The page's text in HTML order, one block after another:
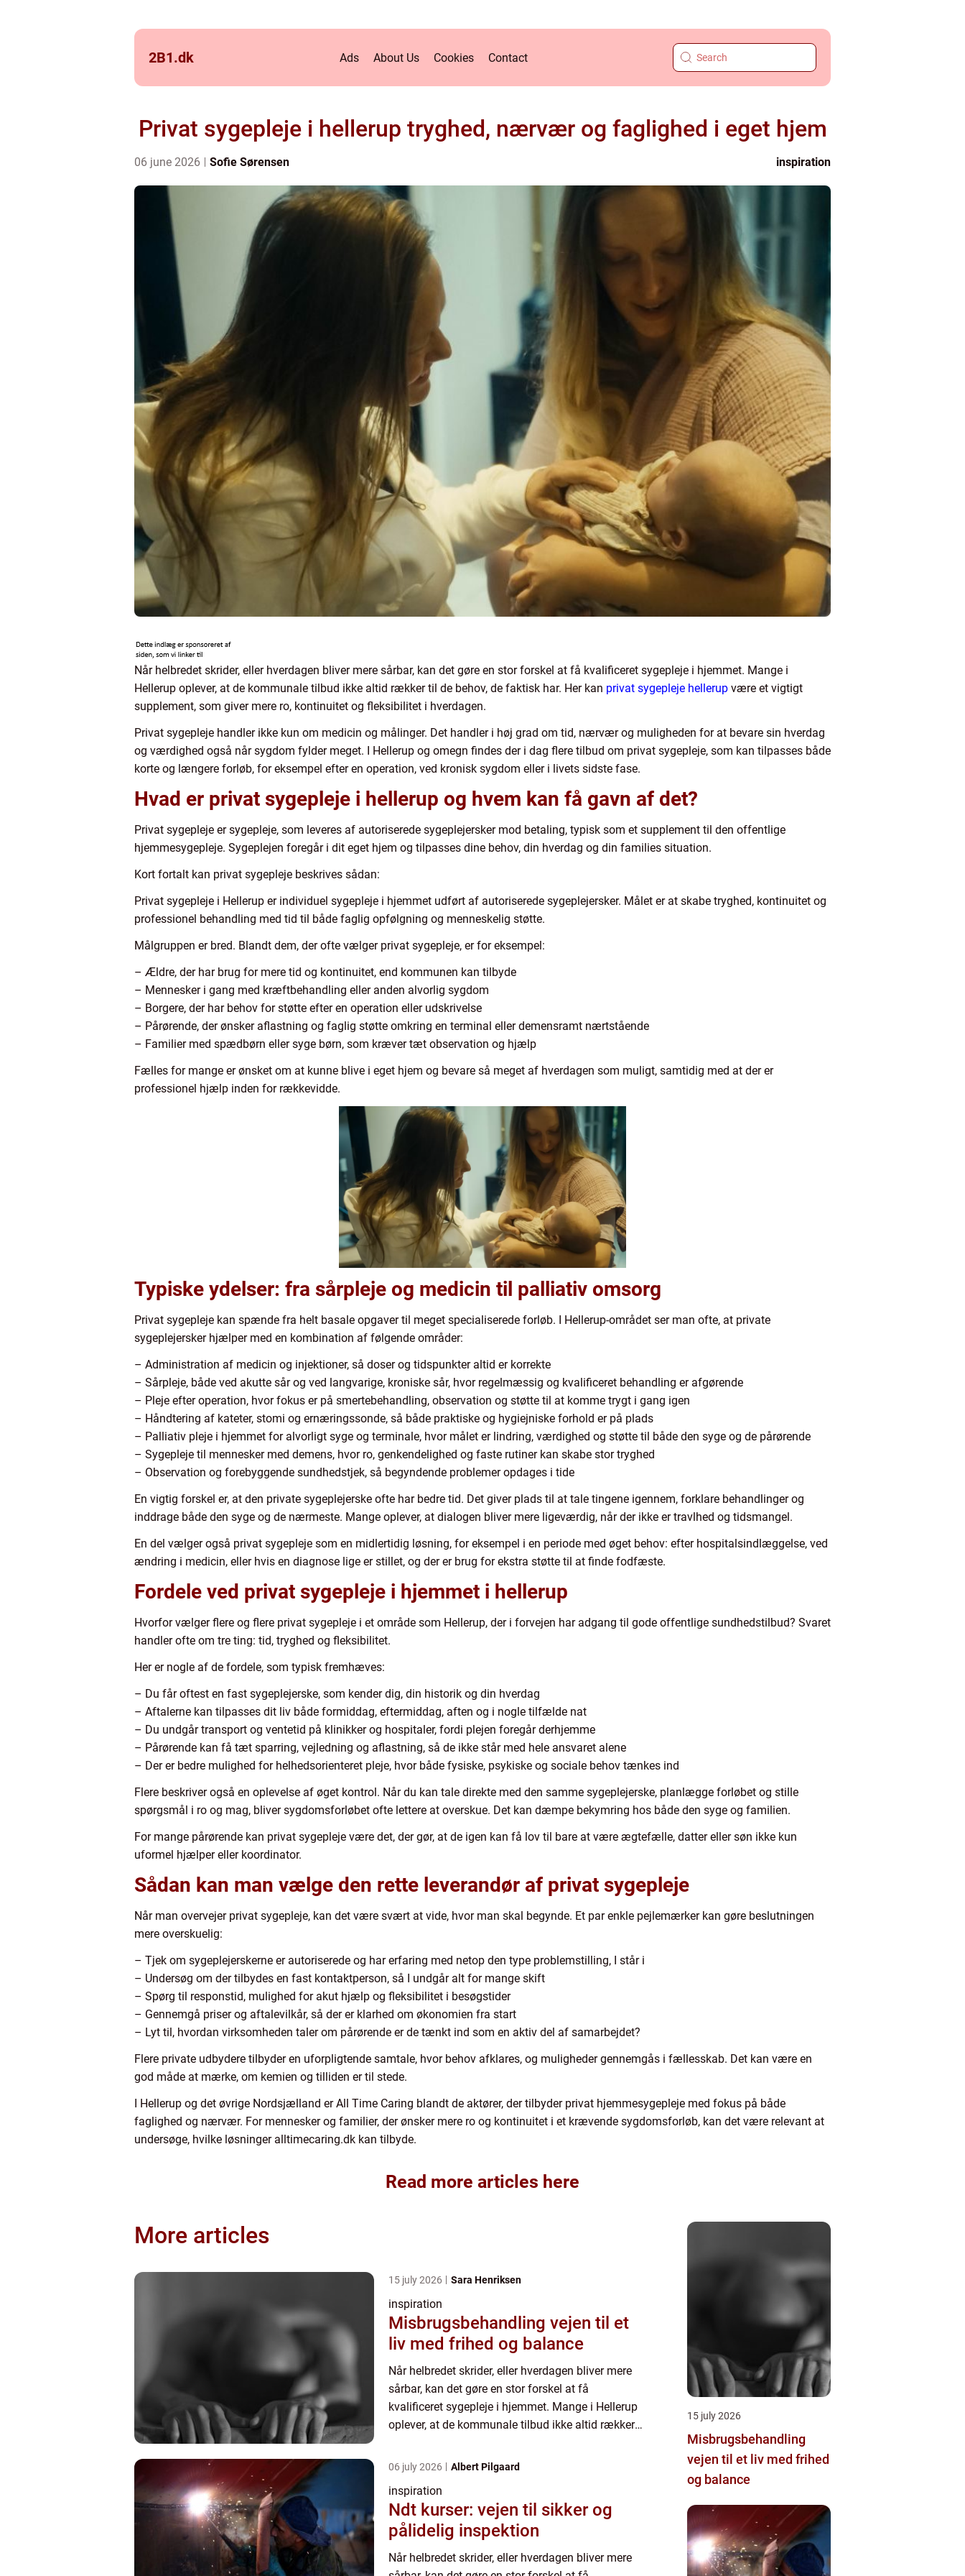
2B1.dk Ads About Us Cookies Contact
Privat sygepleje i hellerup tryghed, nærvær og faglighed i eget hjem
06 june 2026 Sofie Sørensen inspiration
Når helbredet skrider, eller hverdagen bliver mere sårbar, kan det gøre en stor forskel at få kvalificeret sygepleje i hjemmet. Mange i
Hellerup oplever, at de kommunale tilbud ikke altid rækker til de behov, de faktisk har. Her kan privat sygepleje hellerup være et vigtigt
supplement, som giver mere ro, kontinuitet og fleksibilitet i hverdagen.
Privat sygepleje handler ikke kun om medicin og målinger. Det handler i høj grad om tid, nærvær og muligheden for at bevare sin hverdag
og værdighed også når sygdom fylder meget. I Hellerup og omegn findes der i dag flere tilbud om privat sygepleje, som kan tilpasses både
korte og længere forløb, for eksempel efter en operation, ved kronisk sygdom eller i livets sidste fase.
Hvad er privat sygepleje i hellerup og hvem kan få gavn af det?
Privat sygepleje er sygepleje, som leveres af autoriserede sygeplejersker mod betaling, typisk som et supplement til den offentlige
hjemmesygepleje. Sygeplejen foregår i dit eget hjem og tilpasses dine behov, din hverdag og din families situation.
Kort fortalt kan privat sygepleje beskrives sådan:
Privat sygepleje i Hellerup er individuel sygepleje i hjemmet udført af autoriserede sygeplejersker. Målet er at skabe tryghed, kontinuitet og
professionel behandling med tid til både faglig opfølgning og menneskelig støtte.
Målgruppen er bred. Blandt dem, der ofte vælger privat sygepleje, er for eksempel:
– Ældre, der har brug for mere tid og kontinuitet, end kommunen kan tilbyde
– Mennesker i gang med kræftbehandling eller anden alvorlig sygdom
– Borgere, der har behov for støtte efter en operation eller udskrivelse
– Pårørende, der ønsker aflastning og faglig støtte omkring en terminal eller demensramt nærtstående
– Familier med spædbørn eller syge børn, som kræver tæt observation og hjælp
Fælles for mange er ønsket om at kunne blive i eget hjem og bevare så meget af hverdagen som muligt, samtidig med at der er
professionel hjælp inden for rækkevidde.
Typiske ydelser: fra sårpleje og medicin til palliativ omsorg
Privat sygepleje kan spænde fra helt basale opgaver til meget specialiserede forløb. I Hellerup-området ser man ofte, at private
sygeplejersker hjælper med en kombination af følgende områder:
– Administration af medicin og injektioner, så doser og tidspunkter altid er korrekte
– Sårpleje, både ved akutte sår og ved langvarige, kroniske sår, hvor regelmæssig og kvalificeret behandling er afgørende
– Pleje efter operation, hvor fokus er på smertebehandling, observation og støtte til at komme trygt i gang igen
– Håndtering af kateter, stomi og ernæringssonde, så både praktiske og hygiejniske forhold er på plads
– Palliativ pleje i hjemmet for alvorligt syge og terminale, hvor målet er lindring, værdighed og støtte til både den syge og de pårørende
– Sygepleje til mennesker med demens, hvor ro, genkendelighed og faste rutiner kan skabe stor tryghed
– Observation og forebyggende sundhedstjek, så begyndende problemer opdages i tide
En vigtig forskel er, at den private sygeplejerske ofte har bedre tid. Det giver plads til at tale tingene igennem, forklare behandlinger og
inddrage både den syge og de nærmeste. Mange oplever, at dialogen bliver mere ligeværdig, når der ikke er travlhed og tidsmangel.
En del vælger også privat sygepleje som en midlertidig løsning, for eksempel i en periode med øget behov: efter hospitalsindlæggelse, ved
ændring i medicin, eller hvis en diagnose lige er stillet, og der er brug for ekstra støtte til at finde fodfæste.
Fordele ved privat sygepleje i hjemmet i hellerup
Hvorfor vælger flere og flere privat sygepleje i et område som Hellerup, der i forvejen har adgang til gode offentlige sundhedstilbud? Svaret
handler ofte om tre ting: tid, tryghed og fleksibilitet.
Her er nogle af de fordele, som typisk fremhæves:
– Du får oftest en fast sygeplejerske, som kender dig, din historik og din hverdag
– Aftalerne kan tilpasses dit liv både formiddag, eftermiddag, aften og i nogle tilfælde nat
– Du undgår transport og ventetid på klinikker og hospitaler, fordi plejen foregår derhjemme
– Pårørende kan få tæt sparring, vejledning og aflastning, så de ikke står med hele ansvaret alene
– Der er bedre mulighed for helhedsorienteret pleje, hvor både fysiske, psykiske og sociale behov tænkes ind
Flere beskriver også en oplevelse af øget kontrol. Når du kan tale direkte med den samme sygeplejerske, planlægge forløbet og stille
spørgsmål i ro og mag, bliver sygdomsforløbet ofte lettere at overskue. Det kan dæmpe bekymring hos både den syge og familien.
For mange pårørende kan privat sygepleje være det, der gør, at de igen kan få lov til bare at være ægtefælle, datter eller søn ikke kun
uformel hjælper eller koordinator.
Sådan kan man vælge den rette leverandør af privat sygepleje
Når man overvejer privat sygepleje, kan det være svært at vide, hvor man skal begynde. Et par enkle pejlemærker kan gøre beslutningen
mere overskuelig:
– Tjek om sygeplejerskerne er autoriserede og har erfaring med netop den type problemstilling, I står i
– Undersøg om der tilbydes en fast kontaktperson, så I undgår alt for mange skift
– Spørg til responstid, mulighed for akut hjælp og fleksibilitet i besøgstider
– Gennemgå priser og aftalevilkår, så der er klarhed om økonomien fra start
– Lyt til, hvordan virksomheden taler om pårørende er de tænkt ind som en aktiv del af samarbejdet?
Flere private udbydere tilbyder en uforpligtende samtale, hvor behov afklares, og muligheder gennemgås i fællesskab. Det kan være en
god måde at mærke, om kemien og tilliden er til stede.
I Hellerup og det øvrige Nordsjælland er All Time Caring blandt de aktører, der tilbyder privat hjemmesygepleje med fokus på både
faglighed og nærvær. For mennesker og familier, der ønsker mere ro og kontinuitet i et krævende sygdomsforløb, kan det være relevant at
undersøge, hvilke løsninger alltimecaring.dk kan tilbyde.
Read more articles here
More articles
15 july 2026 Sara Henriksen
inspiration
Misbrugsbehandling vejen til et
liv med frihed og balance
Når helbredet skrider, eller hverdagen bliver mere
sårbar, kan det gøre en stor forskel at få
kvalificeret sygepleje i hjemmet. Mange i Hellerup
oplever, at de kommunale tilbud ikke altid rækker
sygepleje ...
06 july 2026 Albert Pilgaard
inspiration
Ndt kurser: vejen til sikker og
pålidelig inspektion
Når helbredet skrider, eller hverdagen bliver mere
15 july 2026
Misbrugsbehandling
vejen til et liv med frihed
og balance